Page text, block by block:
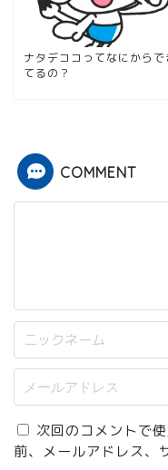
ナタデココってなにからで
てるの？
COMMENT
次回のコメントで
前、メールアドレス、